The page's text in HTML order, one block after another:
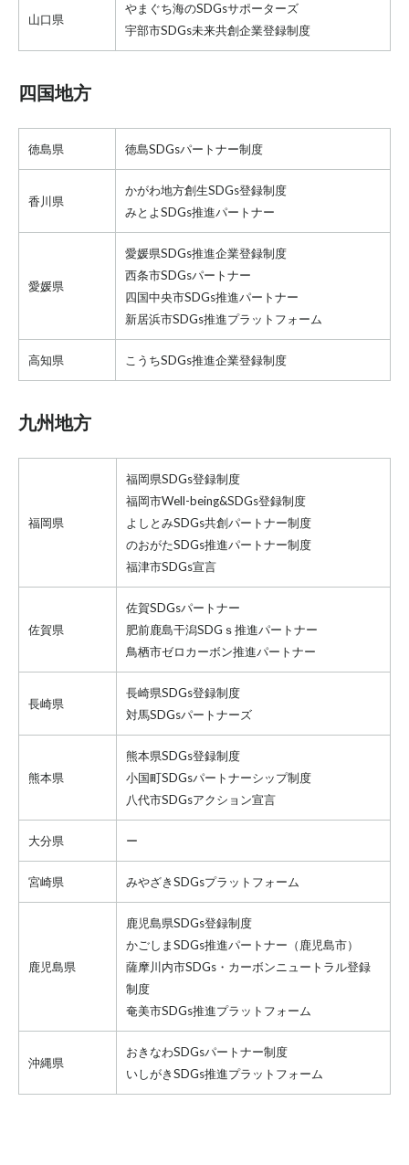
山口県
やまぐち海のSDGsサポーターズ
宇部市SDGs未来共創企業登録制度
四国地方
徳島県 徳島SDGsパートナー制度
香川県
かがわ地方創生SDGs登録制度
みとよSDGs推進パートナー
愛媛県
愛媛県SDGs推進企業登録制度
西条市SDGsパートナー
四国中央市SDGs推進パートナー
新居浜市SDGs推進プラットフォーム
高知県 こうちSDGs推進企業登録制度
九州地方
福岡県
福岡県SDGs登録制度
福岡市Well-being&SDGs登録制度
よしとみSDGs共創パートナー制度
のおがたSDGs推進パートナー制度
福津市SDGs宣言
佐賀県
佐賀SDGsパートナー
肥前鹿島干潟SDGｓ推進パートナー
鳥栖市ゼロカーボン推進パートナー
長崎県
長崎県SDGs登録制度
対馬SDGsパートナーズ
熊本県
熊本県SDGs登録制度
小国町SDGsパートナーシップ制度
八代市SDGsアクション宣言
大分県 ー
宮崎県 みやざきSDGsプラットフォーム
鹿児島県
鹿児島県SDGs登録制度
かごしまSDGs推進パートナー （鹿児島市）
薩摩川内市SDGs・カーボンニュートラル登録
制度
奄美市SDGs推進プラットフォーム
沖縄県
おきなわSDGsパートナー制度
いしがきSDGs推進プラットフォーム